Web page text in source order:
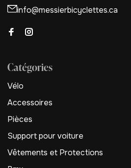
info@messierbicyclettes.ca
Catégories
Vélo
Accessoires
Pièces
Support pour voiture
Vêtements et Protections